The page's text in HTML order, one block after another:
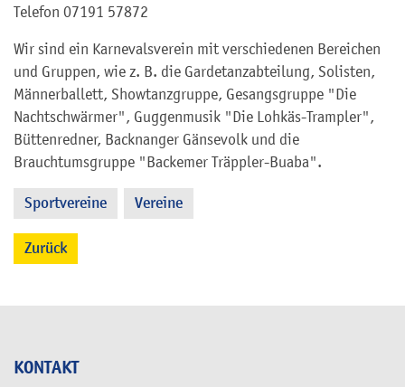
KONTAKT
Telefon 07191 57872
Wir sind ein Karnevalsverein mit verschiedenen Bereichen
und Gruppen, wie z. B. die Gardetanzabteilung, Solisten,
Männerballett, Showtanzgruppe, Gesangsgruppe "Die
Nachtschwärmer", Guggenmusik "Die Lohkäs-Trampler",
Büttenredner, Backnanger Gänsevolk und die
Brauchtumsgruppe "Backemer Träppler-Buaba".
Sportvereine Vereine
Zurück